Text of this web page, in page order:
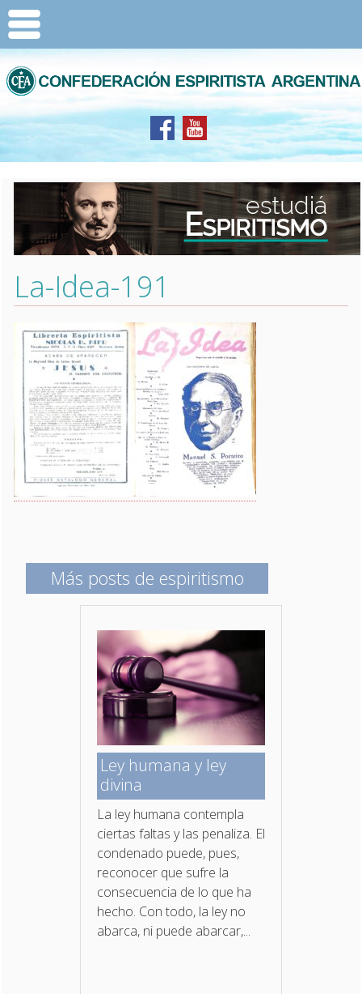
La-Idea-191
Más posts de espiritismo
Ley humana y ley
divina
La ley humana contempla
ciertas faltas y las penaliza. El
condenado puede, pues,
reconocer que sufre la
consecuencia de lo que ha
hecho. Con todo, la ley no
abarca, ni puede abarcar,...